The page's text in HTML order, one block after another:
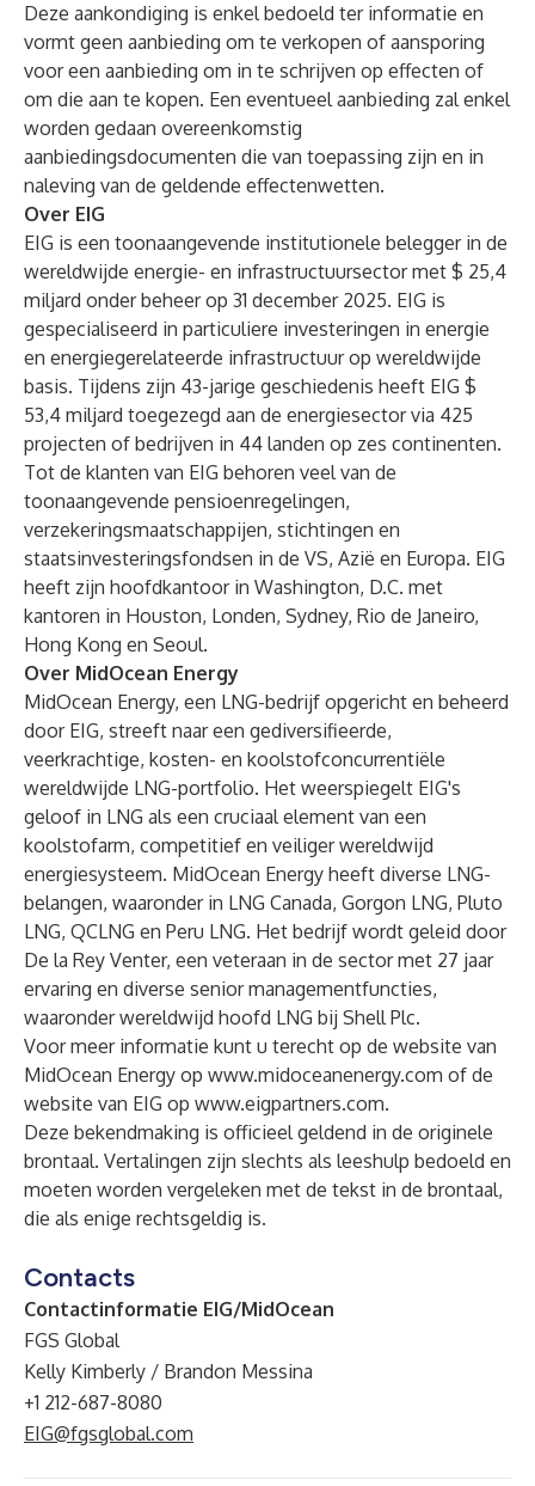
Deze aankondiging is enkel bedoeld ter informatie en
vormt geen aanbieding om te verkopen of aansporing
voor een aanbieding om in te schrijven op effecten of
om die aan te kopen. Een eventueel aanbieding zal enkel
worden gedaan overeenkomstig
aanbiedingsdocumenten die van toepassing zijn en in
naleving van de geldende effectenwetten.
Over EIG
EIG is een toonaangevende institutionele belegger in de
wereldwijde energie- en infrastructuursector met $ 25,4
miljard onder beheer op 31 december 2025. EIG is
gespecialiseerd in particuliere investeringen in energie
en energiegerelateerde infrastructuur op wereldwijde
basis. Tijdens zijn 43-jarige geschiedenis heeft EIG $
53,4 miljard toegezegd aan de energiesector via 425
projecten of bedrijven in 44 landen op zes continenten.
Tot de klanten van EIG behoren veel van de
toonaangevende pensioenregelingen,
verzekeringsmaatschappijen, stichtingen en
staatsinvesteringsfondsen in de VS, Azië en Europa. EIG
heeft zijn hoofdkantoor in Washington, D.C. met
kantoren in Houston, Londen, Sydney, Rio de Janeiro,
Hong Kong en Seoul.
Over MidOcean Energy
MidOcean Energy, een LNG-bedrijf opgericht en beheerd
door EIG, streeft naar een gediversifieerde,
veerkrachtige, kosten- en koolstofconcurrentiële
wereldwijde LNG-portfolio. Het weerspiegelt EIG's
geloof in LNG als een cruciaal element van een
koolstofarm, competitief en veiliger wereldwijd
energiesysteem. MidOcean Energy heeft diverse LNG-
belangen, waaronder in LNG Canada, Gorgon LNG, Pluto
LNG, QCLNG en Peru LNG. Het bedrijf wordt geleid door
De la Rey Venter, een veteraan in de sector met 27 jaar
ervaring en diverse senior managementfuncties,
waaronder wereldwijd hoofd LNG bij Shell Plc.
Voor meer informatie kunt u terecht op de website van
MidOcean Energy op www.midoceanenergy.com of de
website van EIG op www.eigpartners.com.
Deze bekendmaking is officieel geldend in de originele
brontaal. Vertalingen zijn slechts als leeshulp bedoeld en
moeten worden vergeleken met de tekst in de brontaal,
die als enige rechtsgeldig is.
Contacts
Contactinformatie EIG/MidOcean
FGS Global
Kelly Kimberly / Brandon Messina
+1 212-687-8080
EIG@fgsglobal.com